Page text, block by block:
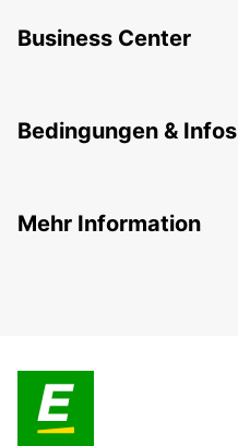
Business Center
Bedingungen & Infos
Mehr Information